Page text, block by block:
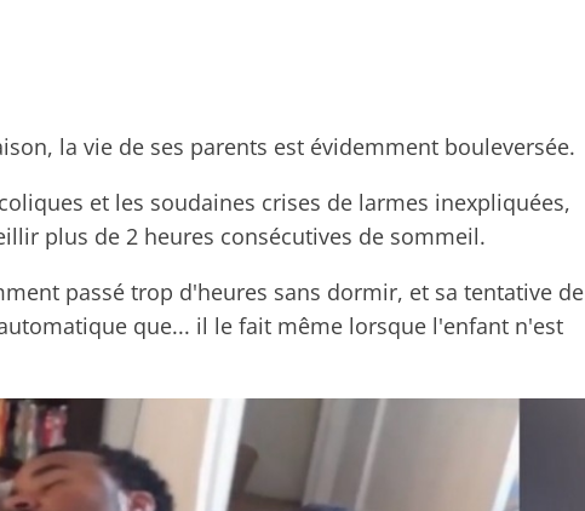
la vie de ses parents est évidemment bouleversée.
et les soudaines crises de larmes inexpliquées,
plus de 2 heures consécutives de sommeil.
passé trop d'heures sans dormir, et sa tentative de
que... il le fait même lorsque l'enfant n'est